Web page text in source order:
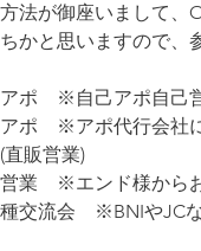
法が御座いまして、
かと思いますので、
ポ　※自己アポ自己
ポ　※アポ代行会社
販営業)
業　※エンド様から
交流会　※BNIやJC